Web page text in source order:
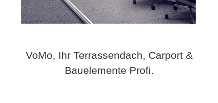
VoMo, Ihr Terrassendach, Carport &
Bauelemente Profi.